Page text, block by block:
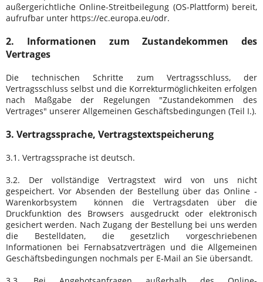
außergerichtliche Online-Streitbeilegung (OS-Plattform) bereit,
aufrufbar unter https://ec.europa.eu/odr.
2. Informationen zum Zustandekommen des
Vertrages
Die technischen Schritte zum Vertragsschluss, der
Vertragsschluss selbst und die Korrekturmöglichkeiten erfolgen
nach Maßgabe der Regelungen "Zustandekommen des
Vertrages" unserer Allgemeinen Geschäftsbedingungen (Teil I.).
3. Vertragssprache, Vertragstextspeicherung
3.1. Vertragssprache ist deutsch.
3.2. Der vollständige Vertragstext wird von uns nicht
gespeichert. Vor Absenden der Bestellung über das Online -
Warenkorbsystem
können die Vertragsdaten über die
Druckfunktion des Browsers ausgedruckt oder elektronisch
gesichert werden. Nach Zugang der Bestellung bei uns werden
die Bestelldaten, die gesetzlich vorgeschriebenen
Informationen bei Fernabsatzverträgen und die Allgemeinen
Geschäftsbedingungen nochmals per E-Mail an Sie übersandt.